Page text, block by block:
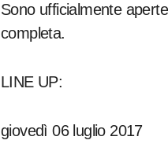
Sono ufficialmente
completa.
LINE UP:
giovedì 06 luglio 2017